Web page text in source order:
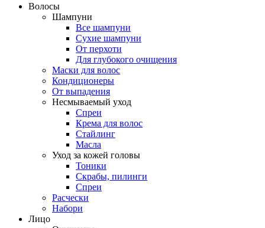
Волосы
Шампуни
Все шампуни
Сухие шампуни
От перхоти
Для глубокого очищения
Маски для волос
Кондиционеры
От выпадения
Несмываемый уход
Спреи
Крема для волос
Стайлинг
Масла
Уход за кожей головы
Тоники
Скрабы, пилинги
Спреи
Расчески
Набори
Лицо